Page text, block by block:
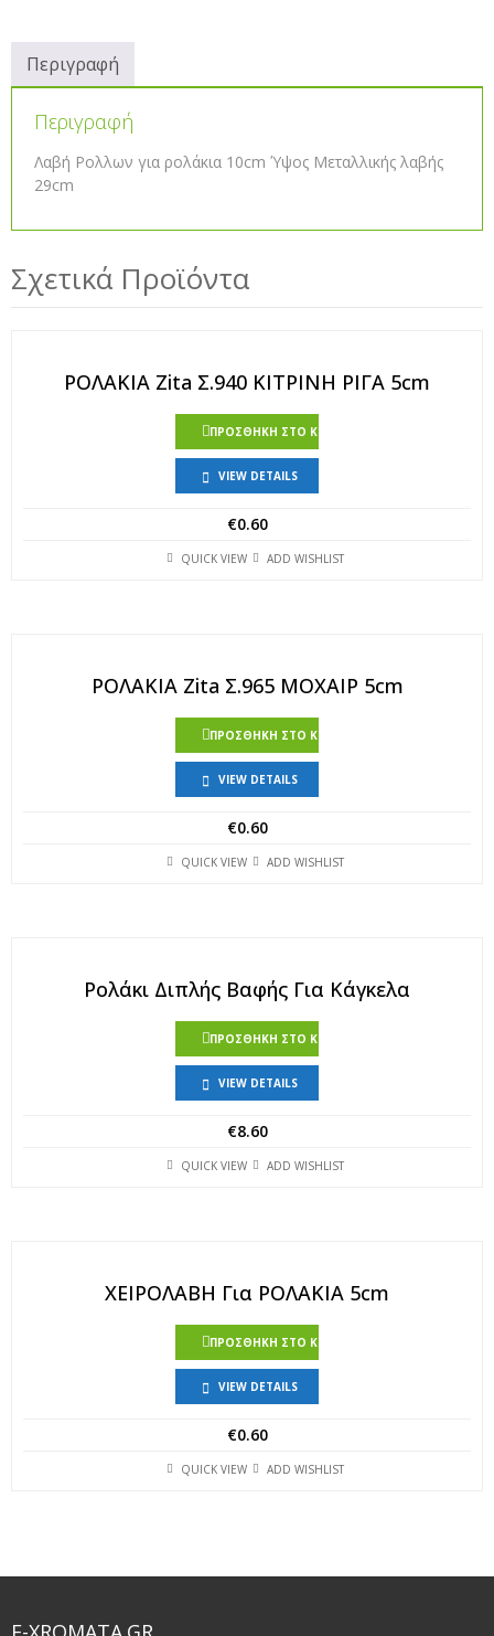
Περιγραφή
Περιγραφή
Λαβή Ρολλων για ρολάκια 10cm Ύψος Μεταλλικής λαβής
29cm
Σχετικά Προϊόντα
ΡΟΛΑΚΙΑ Zita Σ.940 ΚΙΤΡΙΝΗ ΡΙΓΑ 5cm
ΠΡΟΣΘΉΚΗ ΣΤΟ ΚΑΛΆΘΙ
VIEW DETAILS
€0.60
QUICK VIEW ADD WISHLIST
ΡΟΛΑΚΙΑ Zita Σ.965 ΜΟΧΑΙΡ 5cm
ΠΡΟΣΘΉΚΗ ΣΤΟ ΚΑΛΆΘΙ
VIEW DETAILS
€0.60
QUICK VIEW ADD WISHLIST
Ρολάκι Διπλής Βαφής Για Κάγκελα
ΠΡΟΣΘΉΚΗ ΣΤΟ ΚΑΛΆΘΙ
VIEW DETAILS
€8.60
QUICK VIEW ADD WISHLIST
ΧΕΙΡΟΛΑΒΗ Για ΡΟΛΑΚΙΑ 5cm
ΠΡΟΣΘΉΚΗ ΣΤΟ ΚΑΛΆΘΙ
VIEW DETAILS
€0.60
QUICK VIEW ADD WISHLIST